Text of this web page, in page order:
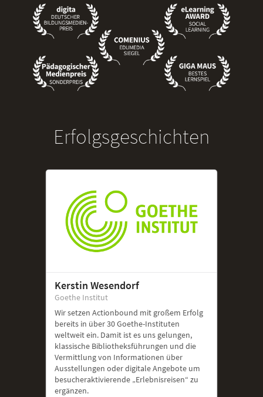
Erfolgsgeschichten
Kerstin Wesendorf
Goethe Institut
Wir setzen Actionbound mit großem Erfolg
bereits in über 30 Goethe-Instituten
weltweit ein. Damit ist es uns gelungen,
klassische Bibliotheksführungen und die
Vermittlung von Informationen über
Ausstellungen oder digitale Angebote um
besucheraktivierende „Erlebnisreisen“ zu
ergänzen.